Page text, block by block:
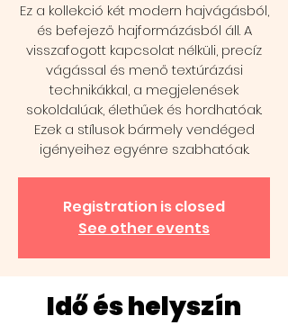
Ez a kollekció két modern hajvágásból,
és befejező hajformázásból áll. A
visszafogott kapcsolat nélküli, precíz
vágással és menő textúrázási
technikákkal, a megjelenések
sokoldalúak, élethűek és hordhatóak.
Ezek a stílusok bármely vendéged
igényeihez egyénre szabhatóak.
Registration is closed
See other events
Idő és helyszín